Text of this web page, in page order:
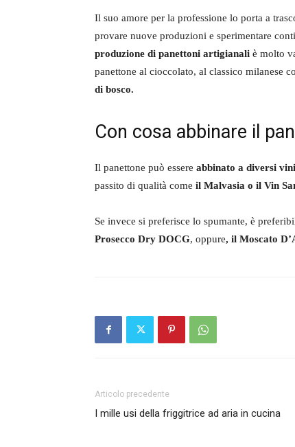
Il suo amore per la professione lo porta a
provare nuove produzioni e sperimentare
produzione di panettoni artigianali è molto
panettone al cioccolato, al classico milanese
di bosco.
Con cosa abbinare il
Il panettone può essere abbinato a diversi
passito di qualità come il Malvasia o il Vin
Se invece si preferisce lo spumante, è
Prosecco Dry DOCG, oppure, il Moscato
Articolo precedente
I mille usi della friggitrice ad aria in cucina